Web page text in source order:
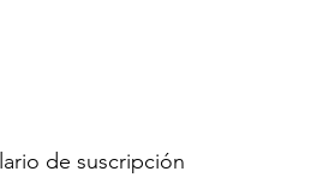
de suscripción